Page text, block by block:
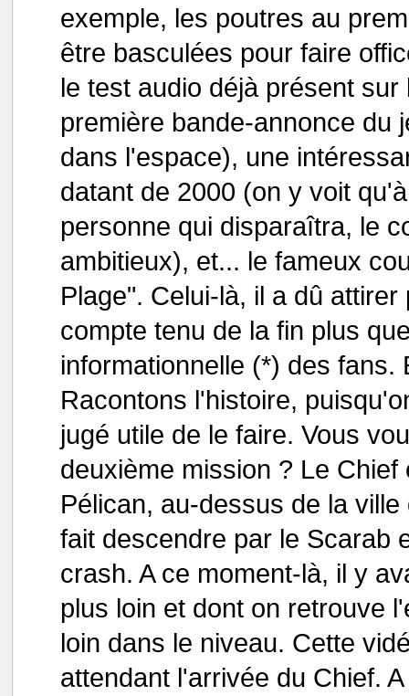
exemple, les poutres au
être basculées pour faire
le test audio déjà présent
première bande-annonce du
dans l'espace), une
datant de 2000 (on y voit
personne qui disparaîtra, le
ambitieux), et... le fameux
Plage". Celui-là, il a dû
compte tenu de la fin plus
informationnelle (*) des
Racontons l'histoire,
jugé utile de le faire. Vous
deuxième mission ? Le
Pélican, au-dessus de la
fait descendre par le Scarab
crash. A ce moment-là, il y
plus loin et dont on retrouve
loin dans le niveau. Cette
attendant l'arrivée du Chief.